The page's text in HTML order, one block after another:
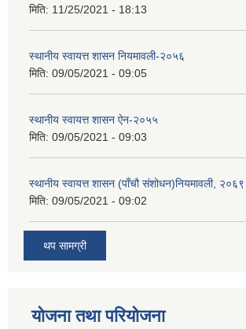
मिति: 11/25/2021 - 18:13
स्थानीय स्वायत्त शासन नियमावली-२०५६
मिति: 09/05/2021 - 09:05
स्थानीय स्वायत्त शासन ए‍ेन-२०५५
मिति: 09/05/2021 - 09:03
स्थानीय स्वायत्त शासन (पाँचौ संशोधन)नियमावली, २०६९
मिति: 09/05/2021 - 09:02
थप सामग्री
योजना तथा परियोजना